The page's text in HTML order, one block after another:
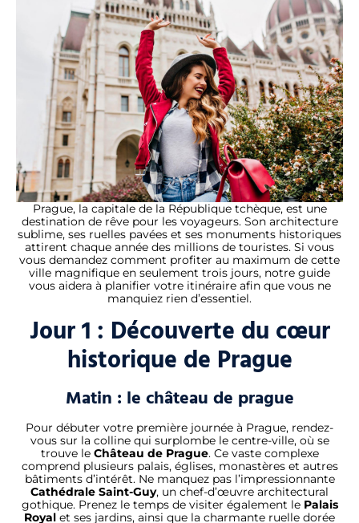
Prague, la capitale de la République tchèque, est une
destination de rêve pour les voyageurs. Son architecture
sublime, ses ruelles pavées et ses monuments historiques
attirent chaque année des millions de touristes. Si vous
vous demandez comment profiter au maximum de cette
ville magnifique en seulement trois jours, notre guide
vous aidera à planifier votre itinéraire afin que vous ne
manquiez rien d’essentiel.
Jour 1 : Découverte du cœur
historique de Prague
Matin : le château de prague
Pour débuter votre première journée à Prague, rendez-
vous sur la colline qui surplombe le centre-ville, où se
trouve le Château de Prague. Ce vaste complexe
comprend plusieurs palais, églises, monastères et autres
bâtiments d’intérêt. Ne manquez pas l’impressionnante
Cathédrale Saint-Guy, un chef-d’œuvre architectural
gothique. Prenez le temps de visiter également le Palais
Royal et ses jardins, ainsi que la charmante ruelle dorée